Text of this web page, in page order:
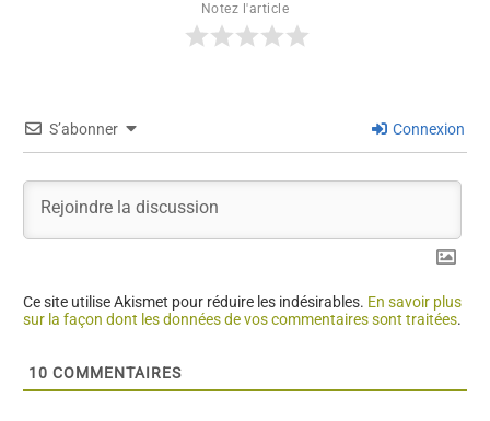
Notez l'article
S’abonner Connexion
Ce site utilise Akismet pour réduire les indésirables. En savoir plus
sur la façon dont les données de vos commentaires sont traitées.
10 COMMENTAIRES